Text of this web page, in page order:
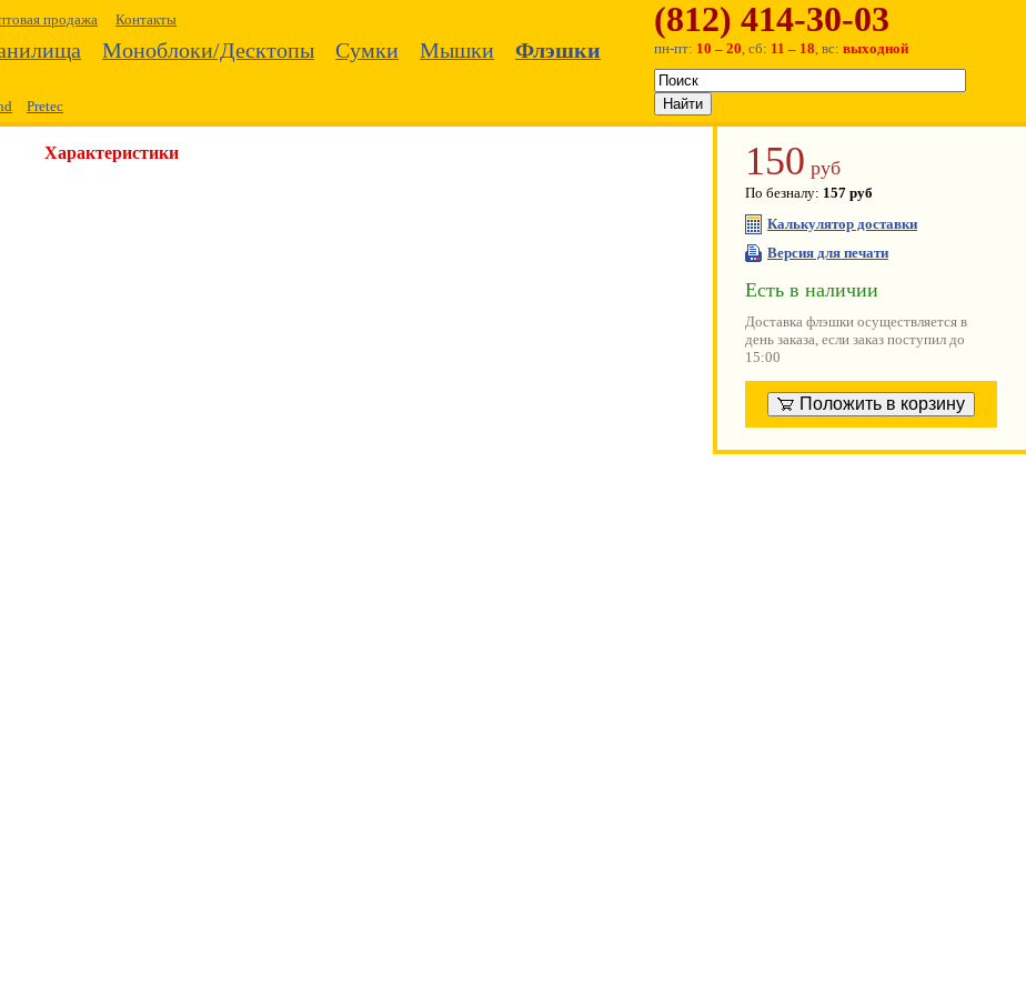
продажа Контакты
Моноблоки/Десктопы Сумки Мышки
Флэшки
Pretec
(812) 414-30-03
пн-пт: 10 – 20, сб: 11 – 18, вс: выходной
Характеристики 150 руб
По безналу: 157 руб
Калькулятор доставки
Версия для печати
Есть в наличии
Доставка флэшки осуществляется в
день заказа, если заказ поступил до
15:00
Положить в корзину